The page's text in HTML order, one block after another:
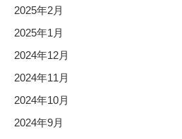
2025年2月
2025年1月
2024年12月
2024年11月
2024年10月
2024年9月